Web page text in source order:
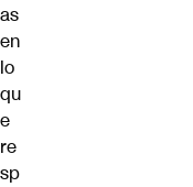
as
en
lo
qu
e
re
sp